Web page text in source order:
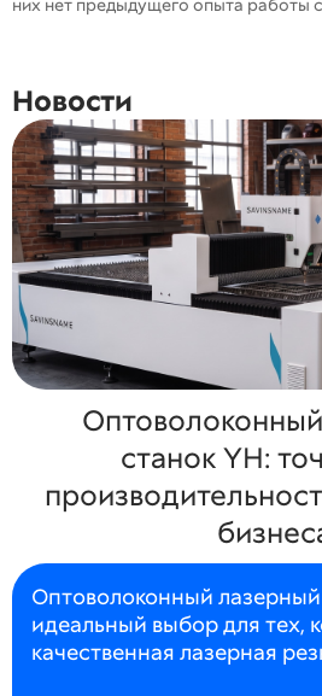
них нет предыдущего опыта работы
Новости
станок YH:
Оптоволоконный
идеальный выбор для тех,
качественная лазерная